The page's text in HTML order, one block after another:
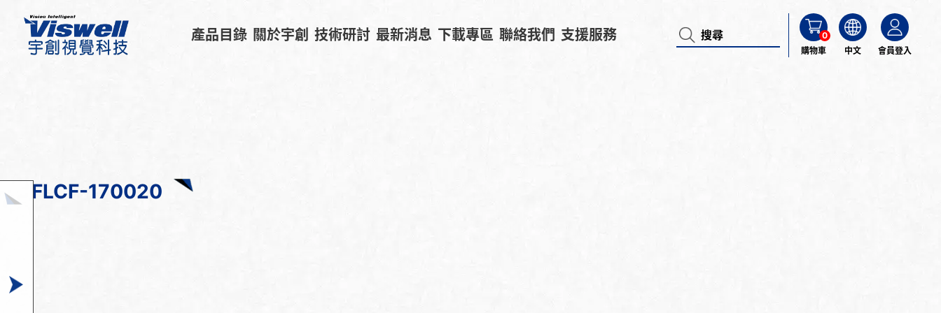
產品目錄 關於宇創 技術研討 最新消息 下載專區 聯絡我們 支援服務
0
購物車
中文 會員登入
FLCF-170020